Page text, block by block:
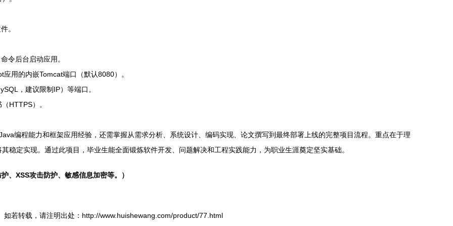
。
令后台启动应用。
用的内嵌Tomcat端口（默认8080）。
，建议限制IP）等端口。
HTTPS）。
编程能力和框架应用经验，还需掌握从需求分析、系统设计、编码实现、论文撰写到最终部署上线的完整项目流程。重点在于理
稳定实现。通过此项目，毕业生能全面锻炼软件开发、问题解决和工程实践能力，为职业生涯奠定坚实基础。
、XSS攻击防护、敏感信息加密等。）
如若转载，请注明出处：http://www.huishewang.com/product/77.html